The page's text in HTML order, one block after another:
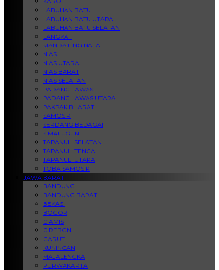
LABUHAN BATU
LABUHAN BATU UTARA
LABUHAN BATU SELATAN
LANGKAT
MANDAILING NATAL
NIAS
NIAS UTARA
NIAS BARAT
NIAS SELATAN
PADANG LAWAS
PADANG LAWAS UTARA
PAKPAK BHARAT
SAMOSIR
SERDANG BEDAGAI
SIMALUGUN
TAPANULI SELATAN
TAPANULI TENGAH
TAPANULI UTARA
TOBA SAMOSIR
JAWA BARAT
BANDUNG
BANDUNG BARAT
BEKASI
BOGOR
CIAMIS
CIREBON
GARUT
KUNINGAN
MAJALENGKA
PURWAKARTA